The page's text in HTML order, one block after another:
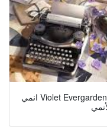
انمي Violet Evergarden الحلقة 11 مترجمة اونلاين تحميل مباشر